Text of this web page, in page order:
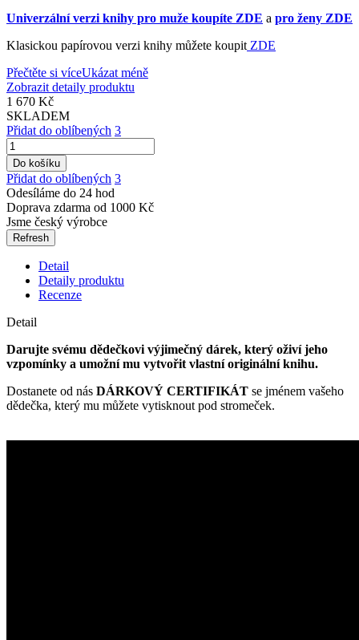
Univerzální verzi knihy pro muže koupíte ZDE a pro ženy ZDE
Klasickou papírovou verzi knihy můžete koupit ZDE
Přečtěte si víceUkázat méně
Zobrazit detaily produktu
1 670 Kč
SKLADEM
Přidat do oblíbených 3
Do košíku
Přidat do oblíbených 3
Odesíláme do 24 hod
Doprava zdarma od 1000 Kč
Jsme český výrobce
Detail
Detaily produktu
Recenze
Detail
Darujte svému dědečkovi výjimečný dárek, který oživí jeho
vzpomínky a umožní mu vytvořit vlastní originální knihu.
Dostanete od nás DÁRKOVÝ CERTIFIKÁT se jménem vašeho
dědečka, který mu můžete vytisknout pod stromeček.